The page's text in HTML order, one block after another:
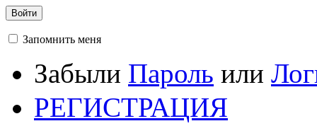
Войти
Запомнить меня
Забыли Пароль или
РЕГИСТРАЦИЯ